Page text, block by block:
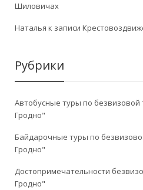
Шиловичах
Наталья к записи
Рубрики
Автобусные туры по
Гродно"
Байдарочные туры по
Гродно"
Достопримечательности
Гродно"